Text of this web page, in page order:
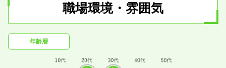
職場環境・雰囲気
年齢層